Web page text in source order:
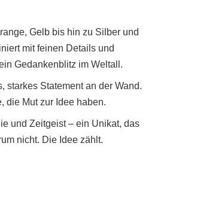
Gelb bis hin zu Silber und
mit feinen Details und
Gedankenblitz im Weltall.
starkes Statement an der Wand.
die Mut zur Idee haben.
und Zeitgeist – ein Unikat, das
nicht. Die Idee zählt.